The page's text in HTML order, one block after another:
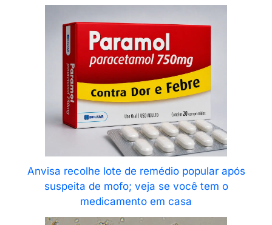
Anvisa recolhe lote de remédio popular após
suspeita de mofo; veja se você tem o
medicamento em casa